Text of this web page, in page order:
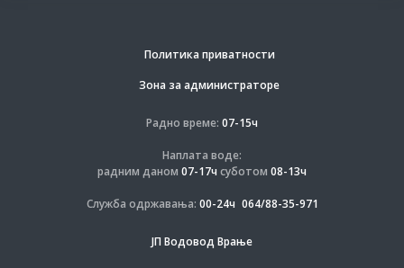
Политика приватности
Зона за администраторе
Радно време: 07-15ч
Наплата воде:
радним даном 07-17ч суботом 08-13ч
Служба одржавања: 00-24ч 064/88-35-971
ЈП Водовод Врање